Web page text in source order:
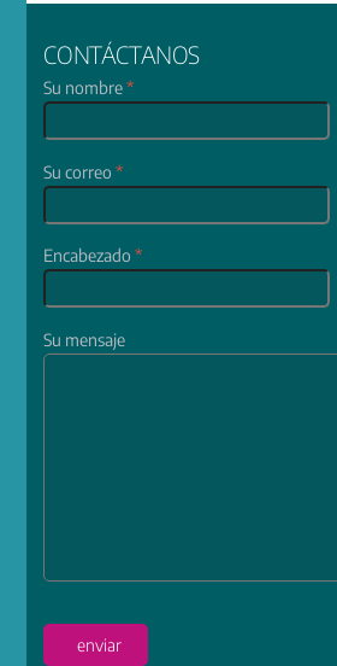
CONTÁCTANOS
Su nombre*
Su correo*
Encabezado*
Su mensaje
enviar